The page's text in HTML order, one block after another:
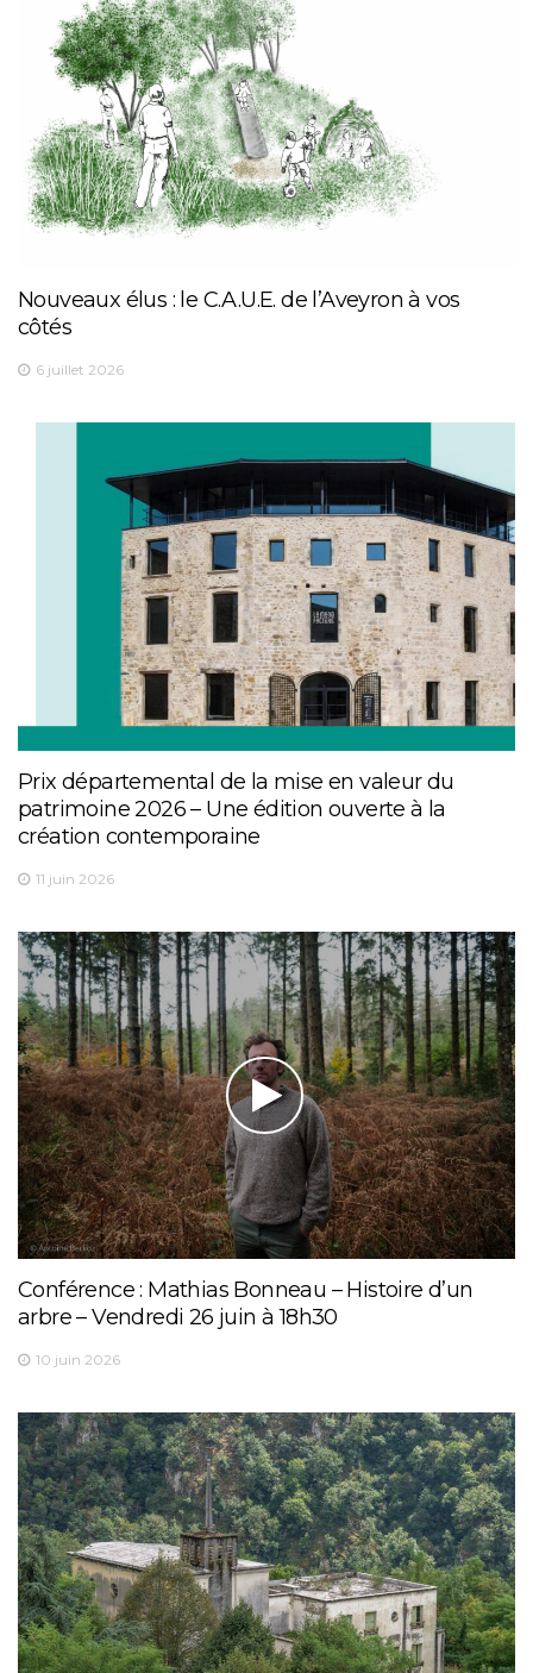
Nouveaux élus : le C.A.U.E. de l’Aveyron à vos
côtés
6 juillet 2026
Prix départemental de la mise en valeur du
patrimoine 2026 – Une édition ouverte à la
création contemporaine
11 juin 2026
Conférence : Mathias Bonneau – Histoire d’un
arbre – Vendredi 26 juin à 18h30
10 juin 2026